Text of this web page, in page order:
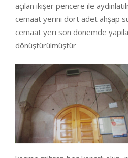
açılan ikişer pencere ile
cemaat yerini dört adet ahşap
cemaat yeri son dönemde
dönüştürülmüştür